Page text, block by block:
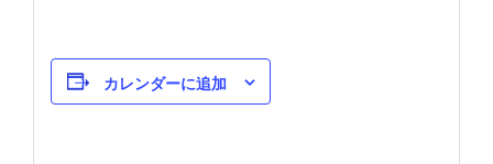
カレンダーに追加